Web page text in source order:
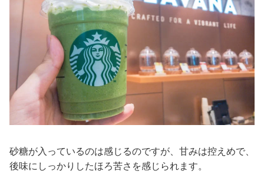
砂糖が入っているのは感じるのですが、甘みは控えめで、
後味にしっかりしたほろ苦さを感じられます。